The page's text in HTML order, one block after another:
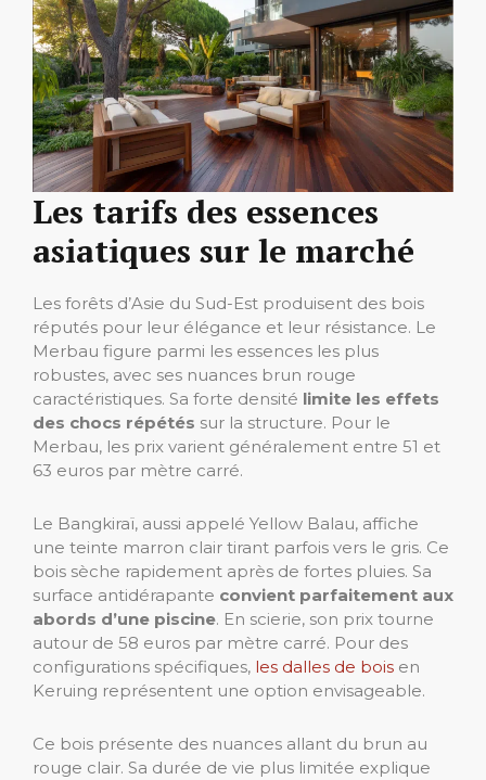
Les tarifs des essences
asiatiques sur le marché
Les forêts d’Asie du Sud-Est produisent des bois
réputés pour leur élégance et leur résistance. Le
Merbau figure parmi les essences les plus
robustes, avec ses nuances brun rouge
caractéristiques. Sa forte densité limite les effets
des chocs répétés sur la structure. Pour le
Merbau, les prix varient généralement entre 51 et
63 euros par mètre carré.
Le Bangkiraï, aussi appelé Yellow Balau, affiche
une teinte marron clair tirant parfois vers le gris. Ce
bois sèche rapidement après de fortes pluies. Sa
surface antidérapante convient parfaitement aux
abords d’une piscine. En scierie, son prix tourne
autour de 58 euros par mètre carré. Pour des
configurations spécifiques, les dalles de bois en
Keruing représentent une option envisageable.
Ce bois présente des nuances allant du brun au
rouge clair. Sa durée de vie plus limitée explique